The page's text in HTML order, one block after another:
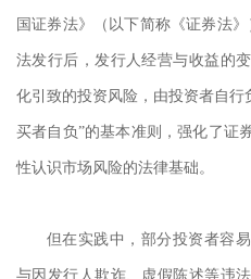
国证券法》（以下简称《证券法
法发行后，发行人经营与收益的
化引致的投资风险，由投资者自行
买者自负”的基本准则，强化了证
性认识市场风险的法律基础。
但在实践中，部分投资者容
与因发行人欺诈、虚假陈述等违